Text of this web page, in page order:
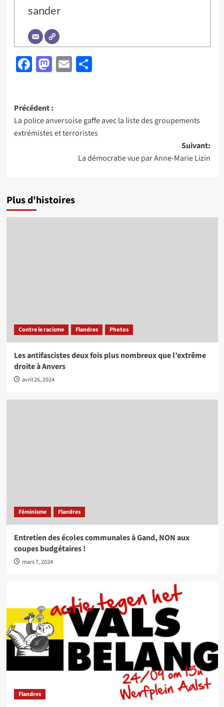
sander
Facebook
Mastodon
EmailPartager
Navigation
d’article
Précédent :
La police anversoise gaffe avec la liste des groupements
extrémistes et terroristes
Suivant:
La démocratie vue par Anne-Marie Lizin
Plus d'histoires
Contre le racisme Flandres Photos
Les antifascistes deux fois plus nombreux que l’extrême
droite à Anvers
avril 26, 2024
Féminisme Flandres
Entretien des écoles communales à Gand, NON aux
coupes budgétaires !
mars 7, 2024
Flandres